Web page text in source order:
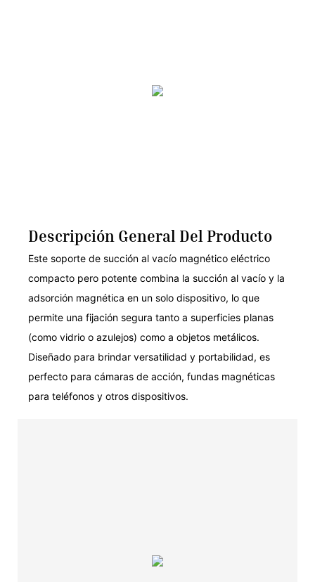
Descripción General Del Producto
Este soporte de succión al vacío magnético eléctrico
compacto pero potente combina la succión al vacío y la
adsorción magnética en un solo dispositivo, lo que
permite una fijación segura tanto a superficies planas
(como vidrio o azulejos) como a objetos metálicos.
Diseñado para brindar versatilidad y portabilidad, es
perfecto para cámaras de acción, fundas magnéticas
para teléfonos y otros dispositivos.